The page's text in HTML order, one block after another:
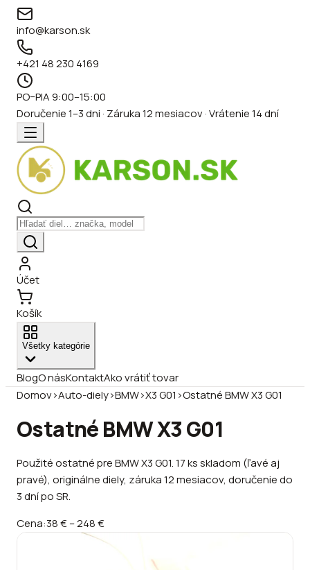
info@karson.sk
+421 48 230 4169
PO–PIA 9:00–15:00
Doručenie 1–3 dni · Záruka 12 mesiacov · Vrátenie 14 dní
Účet
Košík
Všetky kategórie
BlogO násKontaktAko vrátiť tovar
Domov›Auto-diely›BMW›X3 G01 ›Ostatné BMW X3 G01
Ostatné BMW X3 G01
Použité ostatné pre BMW X3 G01. 17 ks skladom (ľavé aj
pravé), originálne diely, záruka 12 mesiacov, doručenie do
3 dní po SR.
Cena:38 €–248 €